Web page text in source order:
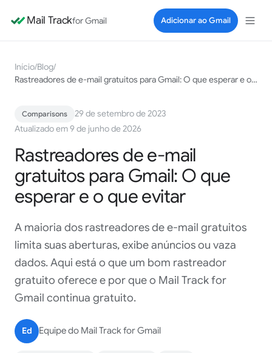
Mail Trackfor Gmail Adicionar ao Gmail
Início/Blog/
Rastreadores de e-mail gratuitos para Gmail: O que esperar e o que evitar
Comparisons
29 de setembro de 2023
Atualizado em 9 de junho de 2026
Rastreadores de e-mail
gratuitos para Gmail: O que
esperar e o que evitar
A maioria dos rastreadores de e-mail gratuitos
limita suas aberturas, exibe anúncios ou vaza
dados. Aqui está o que um bom rastreador
gratuito oferece e por que o Mail Track for
Gmail continua gratuito.
Ed Equipe do Mail Track for Gmail